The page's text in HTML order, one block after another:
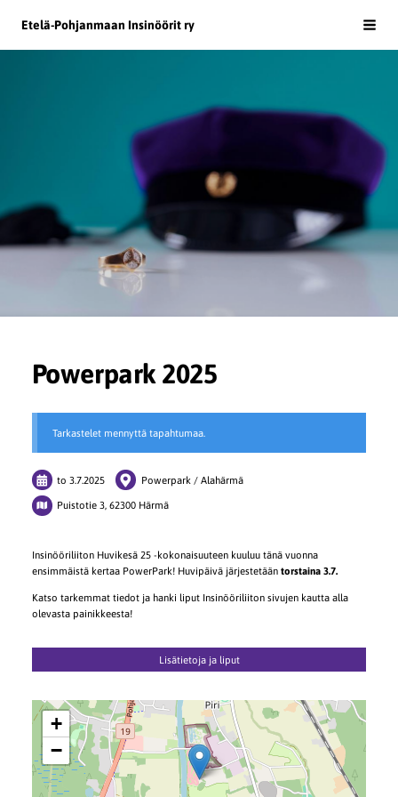
sivun
sisältöön
Etelä-Pohjanmaan Insinöörit ry
Powerpark 2025
Tarkastelet mennyttä tapahtumaa.
to 3.7.2025 Powerpark / Alahärmä
Puistotie 3, 62300 Härmä
Insinööriliiton Huvikesä 25 -kokonaisuuteen kuuluu tänä vuonna
ensimmäistä kertaa PowerPark! Huvipäivä järjestetään torstaina 3.7.
Katso tarkemmat tiedot ja hanki liput Insinööriliiton sivujen kautta alla
olevasta painikkeesta!
Lisätietoja ja liput
+
−